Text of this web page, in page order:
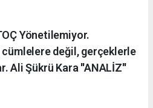
Yönetilemiyor.
cümlelere değil, gerçeklerle
Ali Şükrü Kara ''ANALİZ''